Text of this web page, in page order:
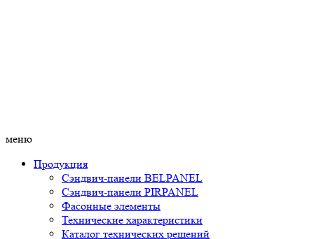
меню
Продукция
Сэндвич-панели BELPANEL
Сэндвич-панели PIRPANEL
Фасонные элементы
Технические характеристики
Каталог технических решений